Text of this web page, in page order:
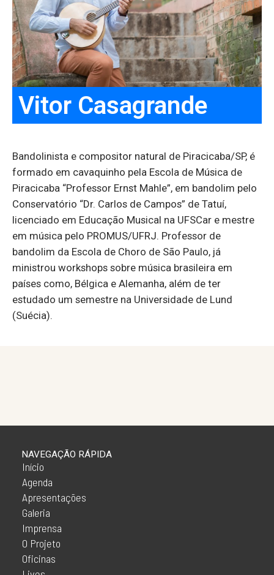
Vitor Casagrande
Bandolinista e compositor natural de Piracicaba/SP, é
formado em cavaquinho pela Escola de Música de
Piracicaba “Professor Ernst Mahle”, em bandolim pelo
Conservatório “Dr. Carlos de Campos” de Tatuí,
licenciado em Educação Musical na UFSCar e mestre
em música pelo PROMUS/UFRJ. Professor de
bandolim da Escola de Choro de São Paulo, já
ministrou workshops sobre música brasileira em
países como, Bélgica e Alemanha, além de ter
estudado um semestre na Universidade de Lund
(Suécia).
Início
Agenda
Apresentações
Galeria
Imprensa
O Projeto
Oficinas
NAVEGAÇÃO RÁPIDA